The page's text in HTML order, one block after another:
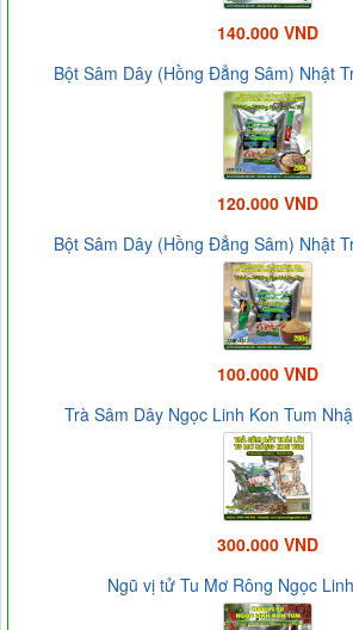
140.000 VND
Bột Sâm Dây (Hồng Đẳng Sâm) Nhật
120.000 VND
Bột Sâm Dây (Hồng Đẳng Sâm) Nhật
100.000 VND
Trà Sâm Dây Ngọc Linh Kon Tum
300.000 VND
Ngũ vị tử Tu Mơ Rông Ngọc